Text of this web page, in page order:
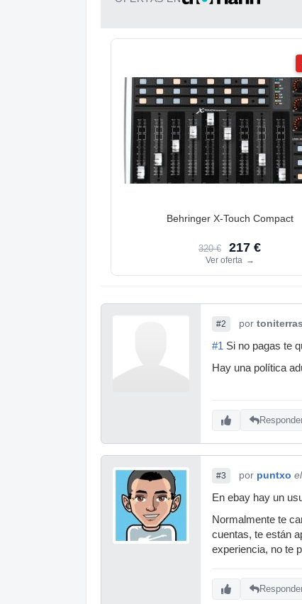
Behringer X-Touch Compact
320 € 217 €
Ver oferta →
#2 por
#1 Si no pagas te
Hay una política
#3 por puntxo
En ebay hay un
Normalmente te
cuentas, te están
experiencia, no te